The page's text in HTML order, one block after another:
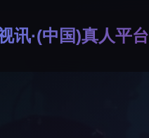
讯·(中国)真人平台